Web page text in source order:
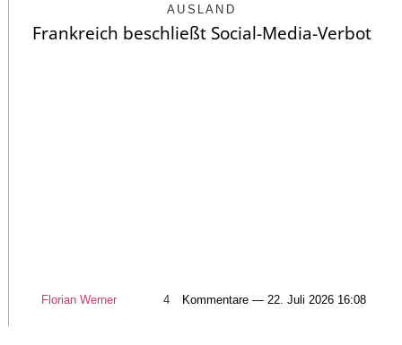
AUSLAND
Frankreich beschließt Social-Media-Verbot
Florian Werner 4 Kommentare — 22. Juli 2026 16:08